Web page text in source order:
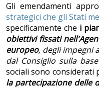
Gli emendamenti
strategici che gli Stati
specificamente che i
obiettivi fissati
europeo, degli impegni
dal Consiglio sulla
sociali sono considerati
la partecipazione delle